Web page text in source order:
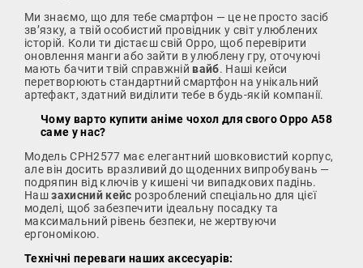
Ми знаємо, що для тебе смартфон — це не просто засіб
зв’язку, а твій особистий провідник у світ улюблених
історій. Коли ти дістаєш свій Oppo, щоб перевірити
оновлення манги або зайти в улюблену гру, оточуючі
мають бачити твій справжній вайб. Наші кейси
перетворюють стандартний смартфон на унікальний
артефакт, здатний виділити тебе в будь-якій компанії.
Чому варто купити аніме чохол для свого Oppo A58
саме у нас?
Модель CPH2577 має елегантний шовковистий корпус,
але він досить вразливий до щоденних випробувань —
подряпин від ключів у кишені чи випадкових падінь.
Нашзахисний кейс розроблений спеціально для цієї
моделі, щоб забезпечити ідеальну посадку та
максимальний рівень безпеки, не жертвуючи
ергономікою.
Технічні переваги наших аксесуарів: